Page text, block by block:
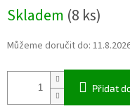
cena:
Skladem (8 ks)
Můžeme doručit do:
Přidat